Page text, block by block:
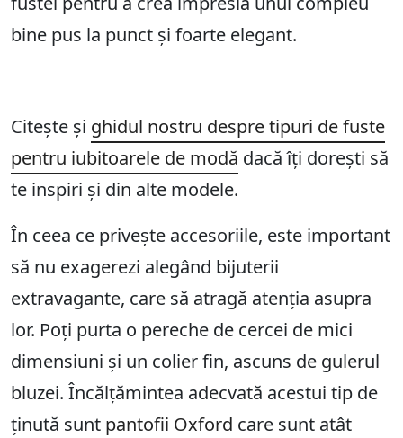
bine pus la punct și foarte elegant.
Citește și ghidul nostru despre tipuri de fuste
pentru iubitoarele de modă dacă îți dorești să
te inspiri și din alte modele.
În ceea ce privește accesoriile, este important
să nu exagerezi alegând bijuterii
extravagante, care să atragă atenția asupra
lor. Poți purta o pereche de cercei de mici
dimensiuni și un colier fin, ascuns de gulerul
bluzei. Încălțămintea adecvată acestui tip de
ținută sunt pantofii Oxford care sunt atât